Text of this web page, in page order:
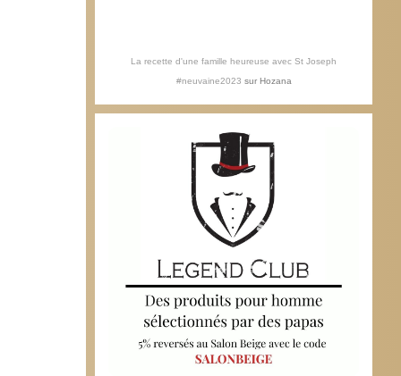
La recette d'une famille heureuse avec St Joseph
#neuvaine2023 sur Hozana